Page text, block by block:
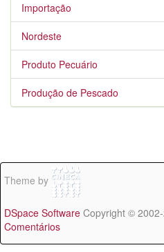
Importação
Nordeste
Produto Pecuário
Produção de Pescado
Theme by
DSpace Software Copyright ©
Comentários